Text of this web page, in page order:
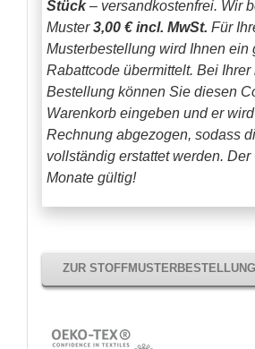
Stück– versandkostenfrei. Wir
Muster3,00 € incl. MwSt. Für
Musterbestellung wird Ihnen ein
Rabattcode übermittelt. Bei Ihrer
Bestellung können Sie diesen
Warenkorb eingeben und er
Rechnung abgezogen, sodass
vollständig erstattet werden. Der
Monate gültig!
ZUR STOFFMUSTERBESTELLUNG